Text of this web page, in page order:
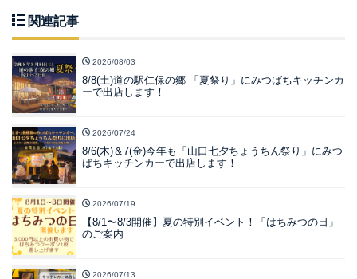
関連記事
2026/08/03
8/8(土)道の駅仁保の郷 「夏祭り」にみつばちキッチンカ
ーで出店します！
2026/07/24
8/6(木)＆7(金)今年も「山口七夕ちょうちん祭り」にみつ
ばちキッチンカーで出店します！
2026/07/19
【8/1〜8/3開催】夏の特別イベント！「はちみつの日」
のご案内
2026/07/13